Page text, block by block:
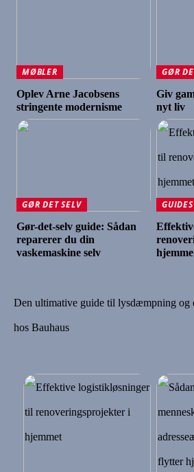
MØBLER
Oplev Arne Jacobsens
stringente modernisme
GØR
Giv
nyt liv
GØR DET SELV
Gør-det-selv guide: Sådan
reparerer du din
vaskemaskine selv
GUIDES
Den ultimative guide til lysdæmpning og
hos Bauhaus